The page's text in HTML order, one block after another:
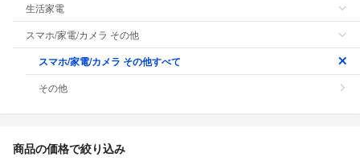
生活家電
スマホ/家電/カメラ その他
スマホ/家電/カメラ その他すべて
その他
商品の価格で絞り込み